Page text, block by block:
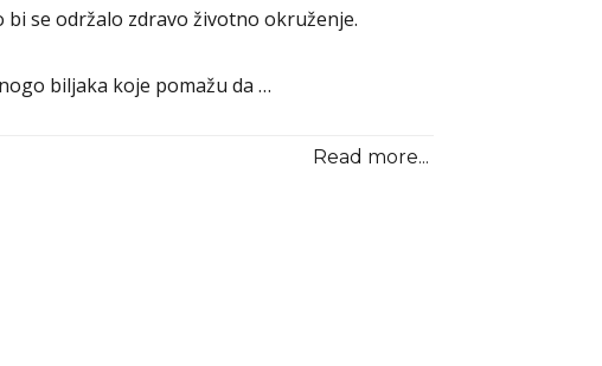
bi se održalo zdravo životno okruženje.
biljaka koje pomažu da …
Read more...